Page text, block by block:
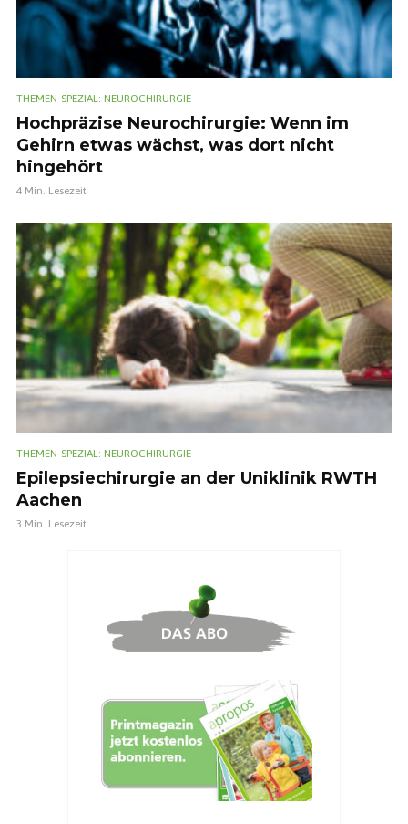
THEMEN-SPEZIAL: NEUROCHIRURGIE
Hochpräzise Neurochirurgie: Wenn im
Gehirn etwas wächst, was dort nicht
hingehört
4 Min. Lesezeit
THEMEN-SPEZIAL: NEUROCHIRURGIE
Epilepsiechirurgie an der Uniklinik RWTH
Aachen
3 Min. Lesezeit